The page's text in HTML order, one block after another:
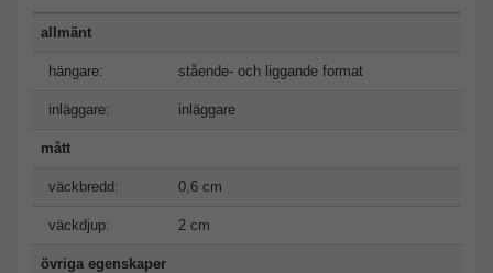
allmänt
hängare: stående- och liggande format
inläggare: inläggare
mått
väckbredd: 0,6 cm
väckdjup: 2 cm
övriga egenskaper